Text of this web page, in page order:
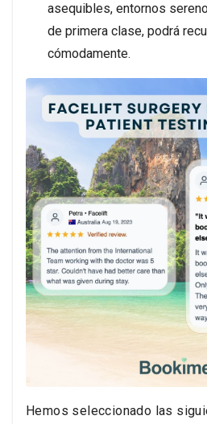
asequibles, entornos
de primera clase, podrá
cómodamente.
Hemos seleccionado las